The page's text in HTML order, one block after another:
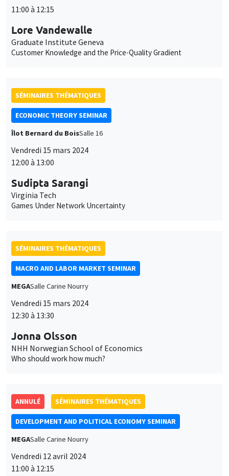
11:00 à 12:15
Lore Vandewalle
Graduate Institute Geneva
Customer Knowledge and the Price-Quality Gradient
SÉMINAIRES THÉMATIQUES
ECONOMIC THEORY SEMINAR
Îlot Bernard du BoisSalle 16
Vendredi 15 mars 2024
12:00 à 13:00
Sudipta Sarangi
Virginia Tech
Games Under Network Uncertainty
SÉMINAIRES THÉMATIQUES
MACRO AND LABOR MARKET SEMINAR
MEGASalle Carine Nourry
Vendredi 15 mars 2024
12:30 à 13:30
Jonna Olsson
NHH Norwegian School of Economics
Who should work how much?
ANNULÉ SÉMINAIRES THÉMATIQUES
DEVELOPMENT AND POLITICAL ECONOMY SEMINAR
MEGASalle Carine Nourry
Vendredi 12 avril 2024
11:00 à 12:15